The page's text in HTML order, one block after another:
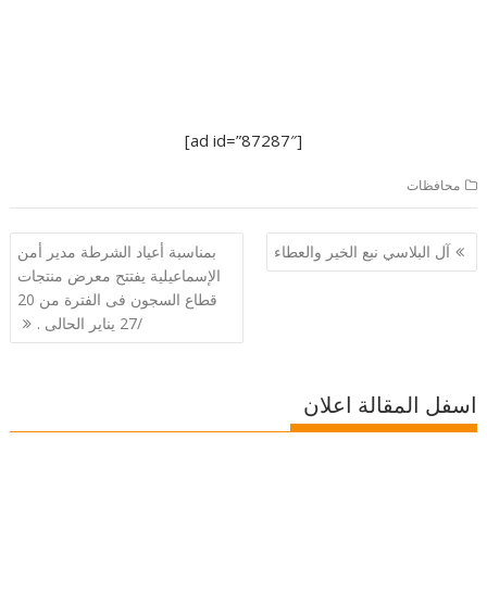
[ad id=”87287″]
محافظات
تصفّح
المقالات
آل البلاسي نبع الخير والعطاء
بمناسبة أعياد الشرطة مدير أمن
الإسماعيلية يفتتح معرض منتجات
قطاع السجون فى الفترة من 20
/27 يناير الحالى .
اسفل المقالة اعلان